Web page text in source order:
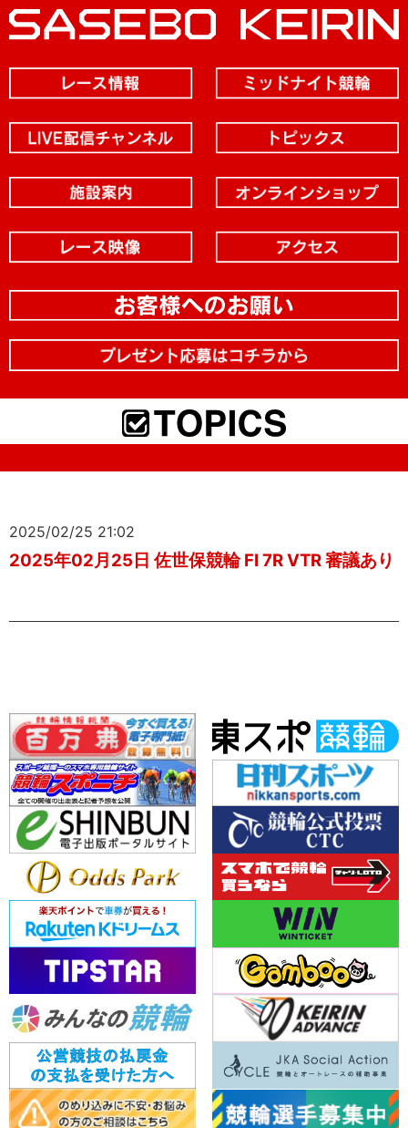
2025/02/25 21:02
2025年02月25日 佐世保競輪 FI 7R VTR 審議あり